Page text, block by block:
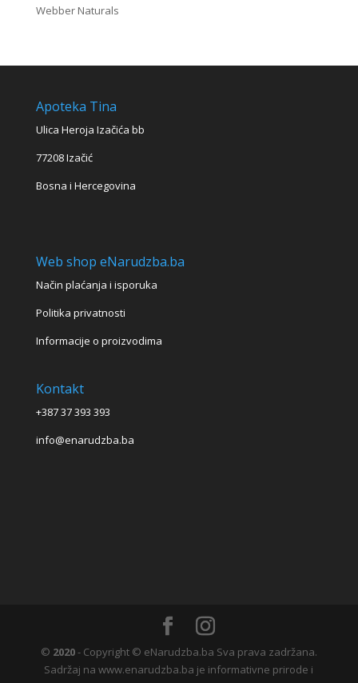
Webber Naturals
Apoteka Tina
Ulica Heroja Izačića bb
77208 Izačić
Bosna i Hercegovina
Web shop eNarudzba.ba
Način plaćanja i isporuka
Politika privatnosti
Informacije o proizvodima
Kontakt
+387 37 393 393
info@enarudzba.ba
© 2020- Copyright © eNarudzba.ba Sva prava zadržana.
Sadržaj na www.enarudzba.ba je informativne prirode i